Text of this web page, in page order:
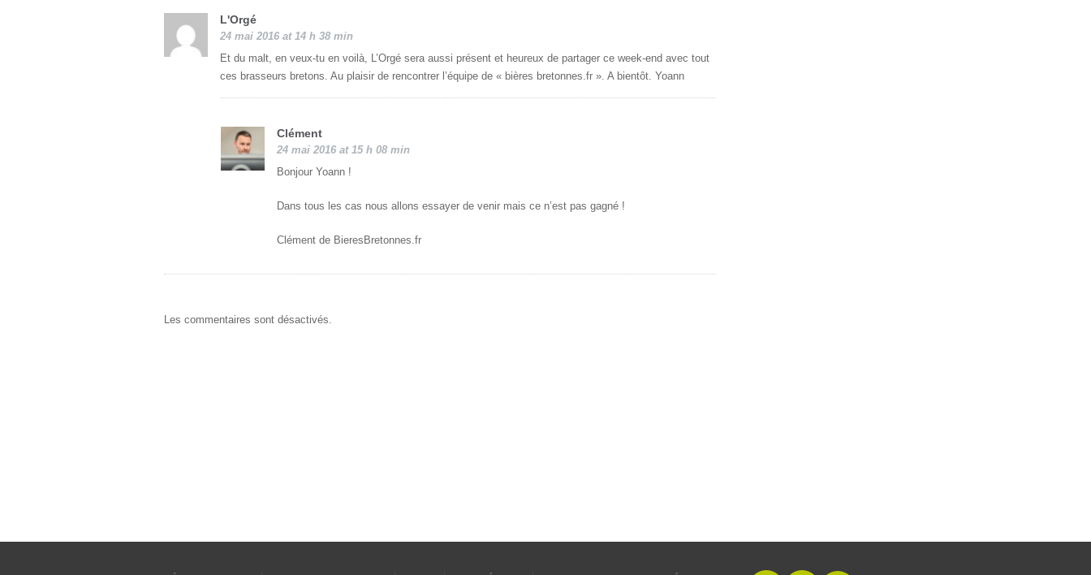
L'Orgé
24 mai 2016 at 14 h 38 min
Et du malt, en veux-tu en voilà, L’Orgé sera aussi présent et heureux de partager ce week-end avec tout
ces brasseurs bretons. Au plaisir de rencontrer l’équipe de « bières bretonnes.fr ». A bientôt. Yoann
Clément
24 mai 2016 at 15 h 08 min
Bonjour Yoann !
Dans tous les cas nous allons essayer de venir mais ce n’est pas gagné !
Clément de BieresBretonnes.fr
Les commentaires sont désactivés.